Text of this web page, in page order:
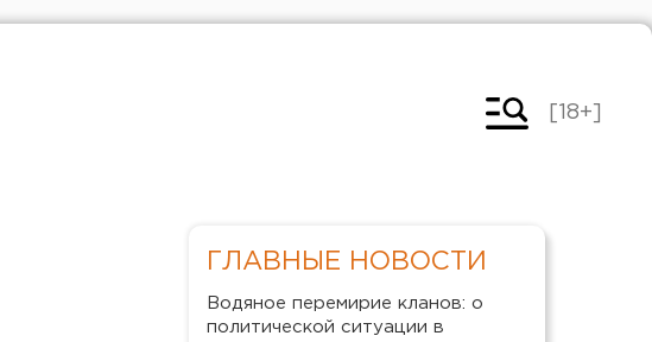
[18+]
ГЛАВНЫЕ НОВОСТИ
Водяное перемирие кланов: о
политической ситуации в